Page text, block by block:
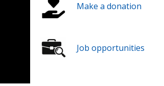
Make a donation
Job opportunities